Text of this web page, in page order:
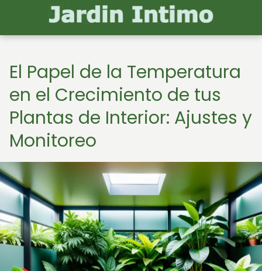
El Papel de la Temperatura
en el Crecimiento de tus
Plantas de Interior: Ajustes y
Monitoreo